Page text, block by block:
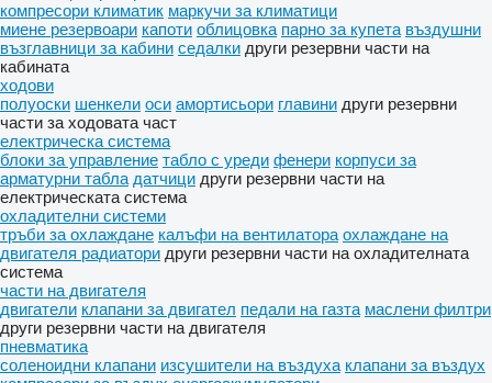
компресори климатик маркучи за климатици
миене резервоари капоти облицовка парно за купета въздушни
възглавници за кабини седалки други резервни части на
кабината
ходови
полуоски шенкели оси амортисьори главини други резервни
части за ходовата част
електрическа система
блоки за управление табло с уреди фенери корпуси за
арматурни табла датчици други резервни части на
електрическата система
охладителни системи
тръби за охлаждане калъфи на вентилатора охлаждане на
двигателя радиатори други резервни части на охладителната
система
части на двигателя
двигатели клапани за двигател педали на газта маслени филтри
други резервни части на двигателя
пневматика
соленоидни клапани изсушители на въздуха клапани за въздух